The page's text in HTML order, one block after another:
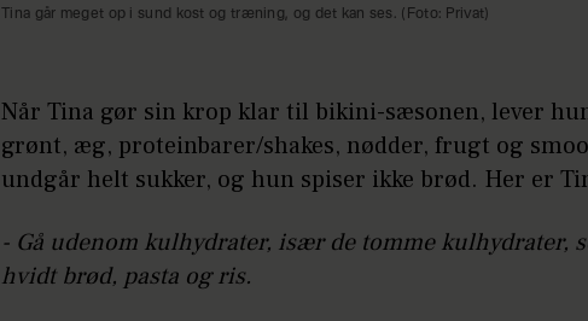
Tina går meget op i sund kost og træning, og det kan ses. (Foto: Privat)
Når Tina gør sin krop klar til bikini-sæsonen, lever
grønt, æg, proteinbarer/shakes, nødder, frugt og
undgår helt sukker, og hun spiser ikke brød. Her er
- Gå udenom kulhydrater, især de tomme kulhydrater,
hvidt brød, pasta og ris.